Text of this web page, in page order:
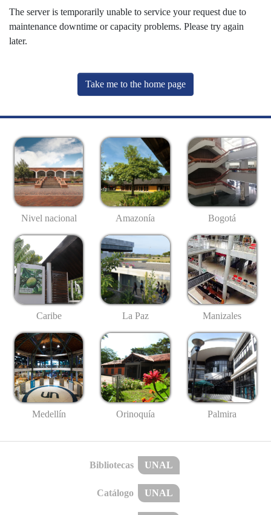
The server is temporarily unable to service your request due to
maintenance downtime or capacity problems. Please try again
later.
Take me to the home page
Nivel nacional Amazonía Bogotá
Caribe La Paz Manizales
Medellín Orinoquía Palmira
Bibliotecas UNAL
Catálogo UNAL